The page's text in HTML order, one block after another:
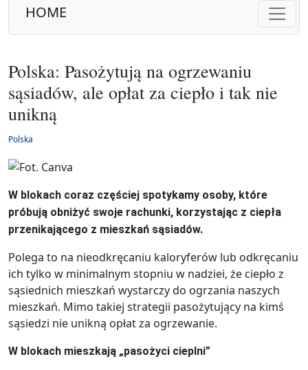
HOME
Polska: Pasożytują na ogrzewaniu
sąsiadów, ale opłat za ciepło i tak nie
unikną
Polska
W blokach coraz częściej spotykamy osoby, które
próbują obniżyć swoje rachunki, korzystając z ciepła
przenikającego z mieszkań sąsiadów.
Polega to na nieodkręcaniu kaloryferów lub odkręcaniu
ich tylko w minimalnym stopniu w nadziei, że ciepło z
sąsiednich mieszkań wystarczy do ogrzania naszych
mieszkań. Mimo takiej strategii pasożytujący na kimś
sąsiedzi nie unikną opłat za ogrzewanie.
W blokach mieszkają „pasożyci cieplni”